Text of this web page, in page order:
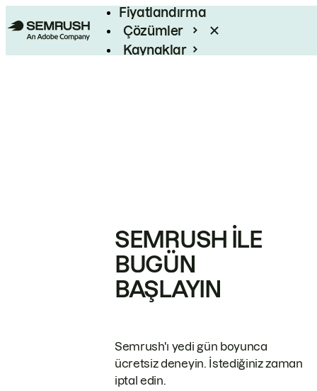
Fiyatlandırma
Çözümler
Kaynaklar
SEMRUSH ILE
BUGÜN
BAŞLAYIN
Semrush'ı yedi gün boyunca
ücretsiz deneyin. İstediğiniz zaman
iptal edin.